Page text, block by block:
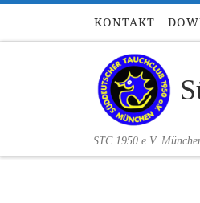
Zum Inhalt springen
KONTAKT
STC 1950 e.V.